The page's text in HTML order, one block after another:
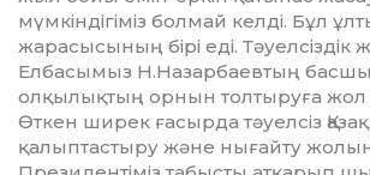
мүмкіндігіміз болмай келді. Бұл
жарасысының бірі еді.
Елбасы­мыз Н.Назарбаевтың
олқылықтың орнын толтыруға
Өткен ширек ғасырда тәуелсіз
қалыптастыру және нығайту